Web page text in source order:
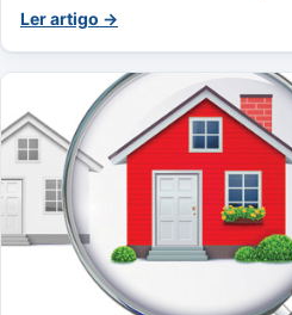
Ler artigo →